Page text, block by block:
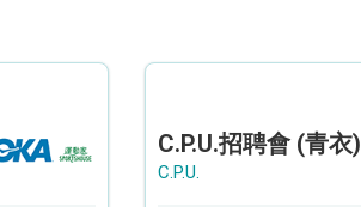
C.P.U.招聘會 (青衣)
C.P.U.